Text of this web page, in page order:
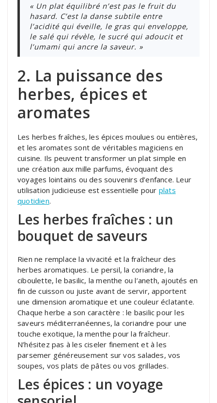
« Un plat équilibré n’est pas le fruit du
hasard. C’est la danse subtile entre
l’acidité qui éveille, le gras qui enveloppe,
le salé qui révèle, le sucré qui adoucit et
l’umami qui ancre la saveur. »
2. La puissance des
herbes, épices et
aromates
Les herbes fraîches, les épices moulues ou entières,
et les aromates sont de véritables magiciens en
cuisine. Ils peuvent transformer un plat simple en
une création aux mille parfums, évoquant des
voyages lointains ou des souvenirs d’enfance. Leur
utilisation judicieuse est essentielle pour plats
quotidien.
Les herbes fraîches : un
bouquet de saveurs
Rien ne remplace la vivacité et la fraîcheur des
herbes aromatiques. Le persil, la coriandre, la
ciboulette, le basilic, la menthe ou l’aneth, ajoutés en
fin de cuisson ou juste avant de servir, apportent
une dimension aromatique et une couleur éclatante.
Chaque herbe a son caractère : le basilic pour les
saveurs méditerranéennes, la coriandre pour une
touche exotique, la menthe pour la fraîcheur.
N’hésitez pas à les ciseler finement et à les
parsemer généreusement sur vos salades, vos
soupes, vos plats de pâtes ou vos grillades.
Les épices : un voyage